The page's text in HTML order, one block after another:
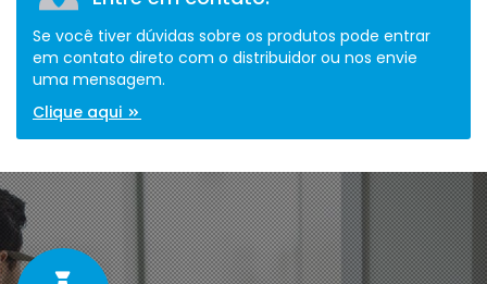
Se você tiver dúvidas sobre os produtos pode entrar
em contato direto com o distribuidor ou nos envie
uma mensagem.
Clique aqui